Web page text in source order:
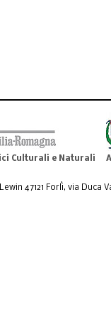
Culturali e Naturali
47121 Forlì, via Duca